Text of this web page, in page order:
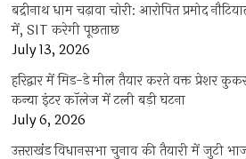
बद्रीनाथ धाम चढ़ावा चोरी: आरोपित प्रमोद
में, SIT करेगी पूछताछ
July 13, 2026
हरिद्वार में मिड-डे मील तैयार करते वक्त प्रेशर
कन्या इंटर कॉलेज में टली बड़ी घटना
July 6, 2026
उत्तराखंंड विधानसभा चुनाव की तैयारी में जुटी